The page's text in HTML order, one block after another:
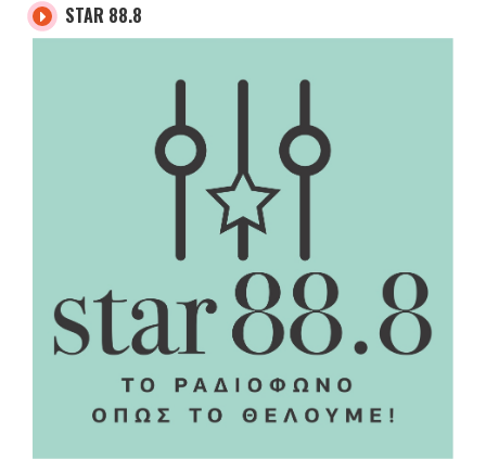
STAR 88.8